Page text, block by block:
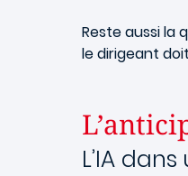
Reste aussi la
le dirigeant
L’IA